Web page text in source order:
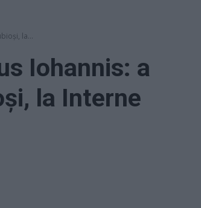
la...
Iohannis: a
la Interne